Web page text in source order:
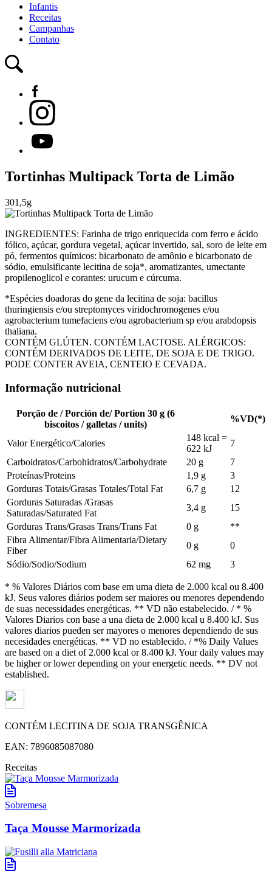
Infantis
Receitas
Campanhas
Contato
Tortinhas Multipack Torta de Limão
301,5g
INGREDIENTES: Farinha de trigo enriquecida com ferro e ácido
fólico, açúcar, gordura vegetal, açúcar invertido, sal, soro de leite em
pó, fermentos químicos: bicarbonato de amônio e bicarbonato de
sódio, emulsificante lecitina de soja*, aromatizantes, umectante
propilenoglicol e corantes: urucum e cúrcuma.
*Espécies doadoras do gene da lecitina de soja: bacillus
thuringiensis e/ou streptomyces viridochromogenes e/ou
agrobacterium tumefaciens e/ou agrobacterium sp e/ou arabdopsis
thaliana.
CONTÉM GLÚTEN. CONTÉM LACTOSE. ALÉRGICOS:
CONTÉM DERIVADOS DE LEITE, DE SOJA E DE TRIGO.
PODE CONTER AVEIA, CENTEIO E CEVADA.
Informação nutricional
Porção de / Porción de/ Portion 30 g (6
biscoitos / galletas / units)
%VD(*)
Valor Energético/Calories
148 kcal =
622 kJ
7
Carboidratos/Carbohidratos/Carbohydrate
20 g
7
Proteínas/Proteins
1,9 g
3
Gorduras Totais/Grasas Totales/Total Fat
6,7 g
12
Gorduras Saturadas /Grasas
Saturadas/Saturated Fat
3,4 g
15
Gorduras Trans/Grasas Trans/Trans Fat
0 g
**
Fibra Alimentar/Fibra Alimentaria/Dietary
Fiber
0 g
0
Sódio/Sodio/Sodium
62 mg 3
* % Valores Diários com base em uma dieta de 2.000 kcal ou 8.400
kJ. Seus valores diários podem ser maiores ou menores dependendo
de suas necessidades energéticas. ** VD não estabelecido. / * %
Valores Diarios con base a una dieta de 2.000 kcal u 8.400 kJ. Sus
valores diarios pueden ser mayores o menores dependiendo de sus
necesidades energéticas. ** VD no establecido. / *% Daily Values
are based on a diet of 2.000 kcal or 8.400 kJ. Your daily values may
be higher or lower depending on your energetic needs. ** DV not
established.
CONTÉM LECITINA DE SOJA TRANSGÊNICA
EAN: 7896085087080
Receitas
Sobremesa
Taça Mousse Marmorizada